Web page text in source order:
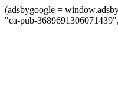
(adsbygoogle =
"ca-pub-